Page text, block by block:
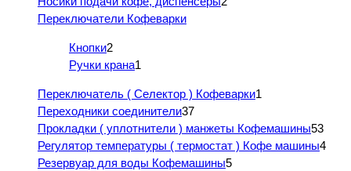
Переключатели Кофеварки
Кнопки2
Ручки крана1
Переключатель ( Селектор ) Кофеварки1
Переходники соединители37
Прокладки ( уплотнители ) манжеты Кофемашины53
Регулятор температуры ( термостат ) Кофе машины4
Резервуар для воды Кофемашины5